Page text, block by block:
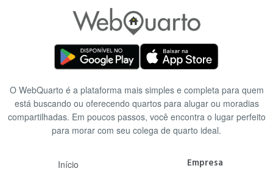
O WebQuarto é a plataforma mais simples e completa para quem
está buscando ou oferecendo quartos para alugar ou moradias
compartilhadas. Em poucos passos, você encontra o lugar perfeito
para morar com seu colega de quarto ideal.
Início
Empresa